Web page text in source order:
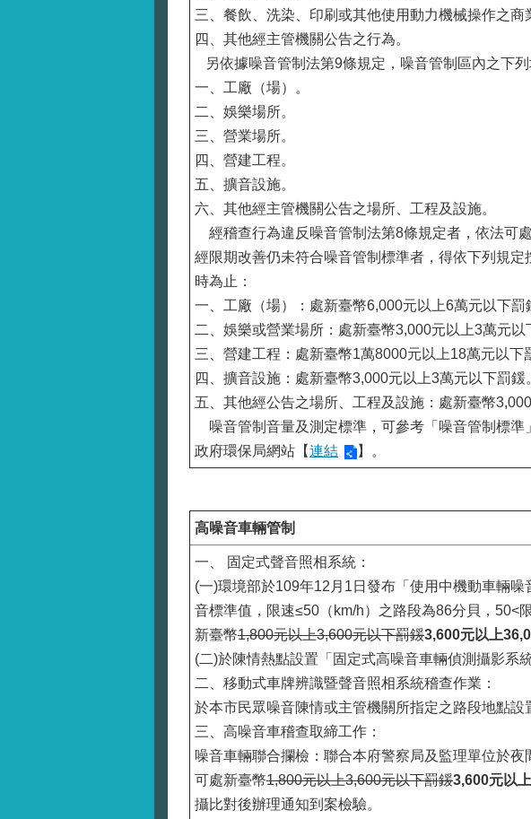
三、餐飲、洗染、印刷或其他使用動力機械操作之商
四、其他經主管機關公告之行為。
另依據噪音管制法第9條規定，噪音管制區內之下
一、工廠（場）。
二、娛樂場所。
三、營業場所。
四、營建工程。
五、擴音設施。
六、其他經主管機關公告之場所、工程及設施。
經稽查行為違反噪音管制法第8條規定者，依法可
經限期改善仍未符合噪音管制標準者，得依下列規
時為止：
一、工廠（場）：處新臺幣6,000元以上6萬元以下罰
二、娛樂或營業場所：處新臺幣3,000元以上3萬元以
三、營建工程：處新臺幣1萬8000元以上18萬元以下
四、擴音設施：處新臺幣3,000元以上3萬元以下罰鍰
五、其他經公告之場所、工程及設施：處新臺幣
噪音管制音量及測定標準，可參考「噪音管制標準
政府環保局網站【連結 】。
高噪音車輛管制
一、 固定式聲音照相系統：
(一)環境部於109年12月1日發布「使用中機動車輛
音標準值，限速≤50（km/h）之路段為86分貝，50<
新臺幣1,800元以上3,600元以下罰鍰3,600元以上
(二)於陳情熱點設置「固定式高噪音車輛偵測攝影系
二、移動式車牌辨識暨聲音照相系統稽查作業：
於本市民眾噪音陳情或主管機關所指定之路段地點
三、高噪音車稽查取締工作：
噪音車輛聯合攔檢：聯合本府警察局及監理單位於
可處新臺幣1,800元以上3,600元以下罰鍰3,600元以
攝比對後辦理通知到案檢驗。